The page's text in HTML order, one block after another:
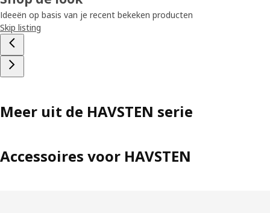
Ideeën op basis van je recent bekeken producten
Skip listing
Meer uit de HAVSTEN serie
Accessoires voor HAVSTEN